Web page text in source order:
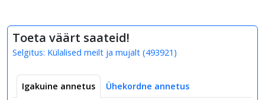
Toeta väärt saateid!
Selgitus: Külalised meilt ja mujalt (493921 )
Igakuine annetus Ühekordne annetus